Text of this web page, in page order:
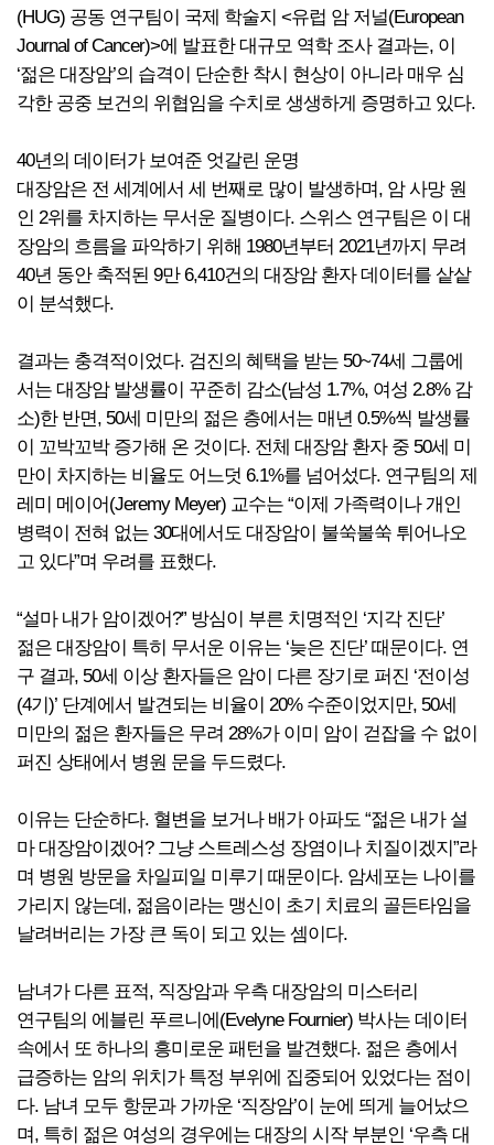
(HUG) 공동 연구팀이 국제 학술지 <유럽 암 저널(European
Journal of Cancer)>에 발표한 대규모 역학 조사 결과는, 이
‘젊은 대장암’의 습격이 단순한 착시 현상이 아니라 매우 심
각한 공중 보건의 위협임을 수치로 생생하게 증명하고 있다.
40년의 데이터가 보여준 엇갈린 운명
대장암은 전 세계에서 세 번째로 많이 발생하며, 암 사망 원
인 2위를 차지하는 무서운 질병이다. 스위스 연구팀은 이 대
장암의 흐름을 파악하기 위해 1980년부터 2021년까지 무려
40년 동안 축적된 9만 6,410건의 대장암 환자 데이터를 샅샅
이 분석했다.
결과는 충격적이었다. 검진의 혜택을 받는 50~74세 그룹에
서는 대장암 발생률이 꾸준히 감소(남성 1.7%, 여성 2.8% 감
소)한 반면, 50세 미만의 젊은 층에서는 매년 0.5%씩 발생률
이 꼬박꼬박 증가해 온 것이다. 전체 대장암 환자 중 50세 미
만이 차지하는 비율도 어느덧 6.1%를 넘어섰다. 연구팀의 제
레미 메이어(Jeremy Meyer) 교수는 “이제 가족력이나 개인
병력이 전혀 없는 30대에서도 대장암이 불쑥불쑥 튀어나오
고 있다”며 우려를 표했다.
“설마 내가 암이겠어?” 방심이 부른 치명적인 ‘지각 진단’
젊은 대장암이 특히 무서운 이유는 ‘늦은 진단’ 때문이다. 연
구 결과, 50세 이상 환자들은 암이 다른 장기로 퍼진 ‘전이성
(4기)’ 단계에서 발견되는 비율이 20% 수준이었지만, 50세
미만의 젊은 환자들은 무려 28%가 이미 암이 걷잡을 수 없이
퍼진 상태에서 병원 문을 두드렸다.
이유는 단순하다. 혈변을 보거나 배가 아파도 “젊은 내가 설
마 대장암이겠어? 그냥 스트레스성 장염이나 치질이겠지”라
며 병원 방문을 차일피일 미루기 때문이다. 암세포는 나이를
가리지 않는데, 젊음이라는 맹신이 초기 치료의 골든타임을
날려버리는 가장 큰 독이 되고 있는 셈이다.
남녀가 다른 표적, 직장암과 우측 대장암의 미스터리
연구팀의 에블린 푸르니에(Evelyne Fournier) 박사는 데이터
속에서 또 하나의 흥미로운 패턴을 발견했다. 젊은 층에서
급증하는 암의 위치가 특정 부위에 집중되어 있었다는 점이
다. 남녀 모두 항문과 가까운 ‘직장암’이 눈에 띄게 늘어났으
며, 특히 젊은 여성의 경우에는 대장의 시작 부분인 ‘우측 대